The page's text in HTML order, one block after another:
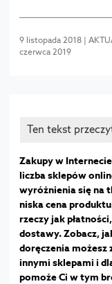
9 listopada 2018 |
czerwca 2019
Zakupy w
liczba sklepów
wyróżnienia się na
niska cena
rzeczy jak
dostawy. Zobacz,
doręczenia możesz
innymi sklepami i
pomoże Ci w tym